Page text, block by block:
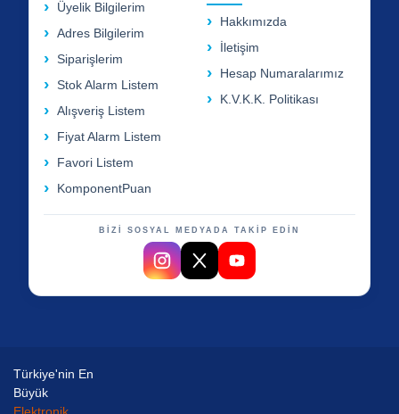
Üyelik Bilgilerim
Adres Bilgilerim
Siparişlerim
Stok Alarm Listem
Alışveriş Listem
Fiyat Alarm Listem
Favori Listem
KomponentPuan
Hakkımızda
İletişim
Hesap Numaralarımız
K.V.K.K. Politikası
BİZİ SOSYAL MEDYADA TAKİP EDİN
Türkiye'nin En
Büyük